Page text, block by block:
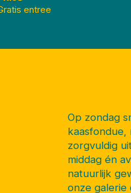
entree
Op zondag
kaasfondue,
zorgvuldig
middag én
natuurlijk
onze galerie